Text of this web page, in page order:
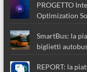
PROGETTO
Optimization
SmartBus: la
biglietti
REPORT: la